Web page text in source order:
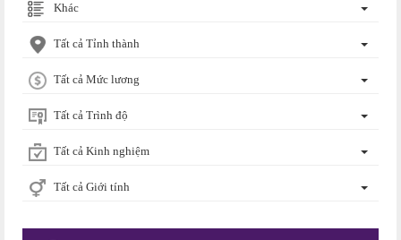
Khác
Tất cả Tỉnh thành
Tất cả Mức lương
Tất cả Trình độ
Tất cả Kinh nghiệm
Tất cả Giới tính